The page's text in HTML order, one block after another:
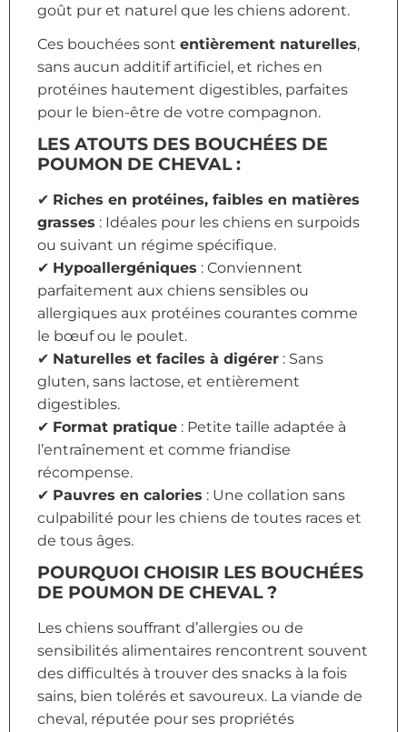
goût pur et naturel que les chiens adorent.
Ces bouchées sont entièrement naturelles,
sans aucun additif artificiel, et riches en
protéines hautement digestibles, parfaites
pour le bien-être de votre compagnon.
LES ATOUTS DES BOUCHÉES DE
POUMON DE CHEVAL :
✔ Riches en protéines, faibles en matières
grasses : Idéales pour les chiens en surpoids
ou suivant un régime spécifique.
✔ Hypoallergéniques : Conviennent
parfaitement aux chiens sensibles ou
allergiques aux protéines courantes comme
le bœuf ou le poulet.
✔ Naturelles et faciles à digérer : Sans
gluten, sans lactose, et entièrement
digestibles.
✔ Format pratique : Petite taille adaptée à
l’entraînement et comme friandise
récompense.
✔ Pauvres en calories : Une collation sans
culpabilité pour les chiens de toutes races et
de tous âges.
POURQUOI CHOISIR LES BOUCHÉES
DE POUMON DE CHEVAL ?
Les chiens souffrant d’allergies ou de
sensibilités alimentaires rencontrent souvent
des difficultés à trouver des snacks à la fois
sains, bien tolérés et savoureux. La viande de
cheval, réputée pour ses propriétés